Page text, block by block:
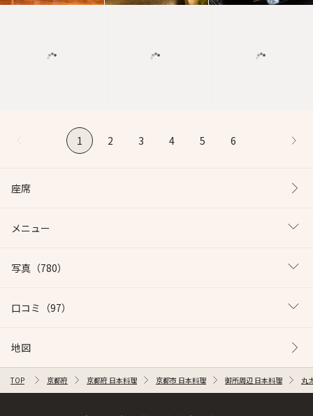
1 2 3 4 5 6
座席
メニュー
写真 （780）
口コミ （97）
地図
TOP 京都府 京都府 日本料理 京都市 日本料理 御所周辺 日本料理 丸